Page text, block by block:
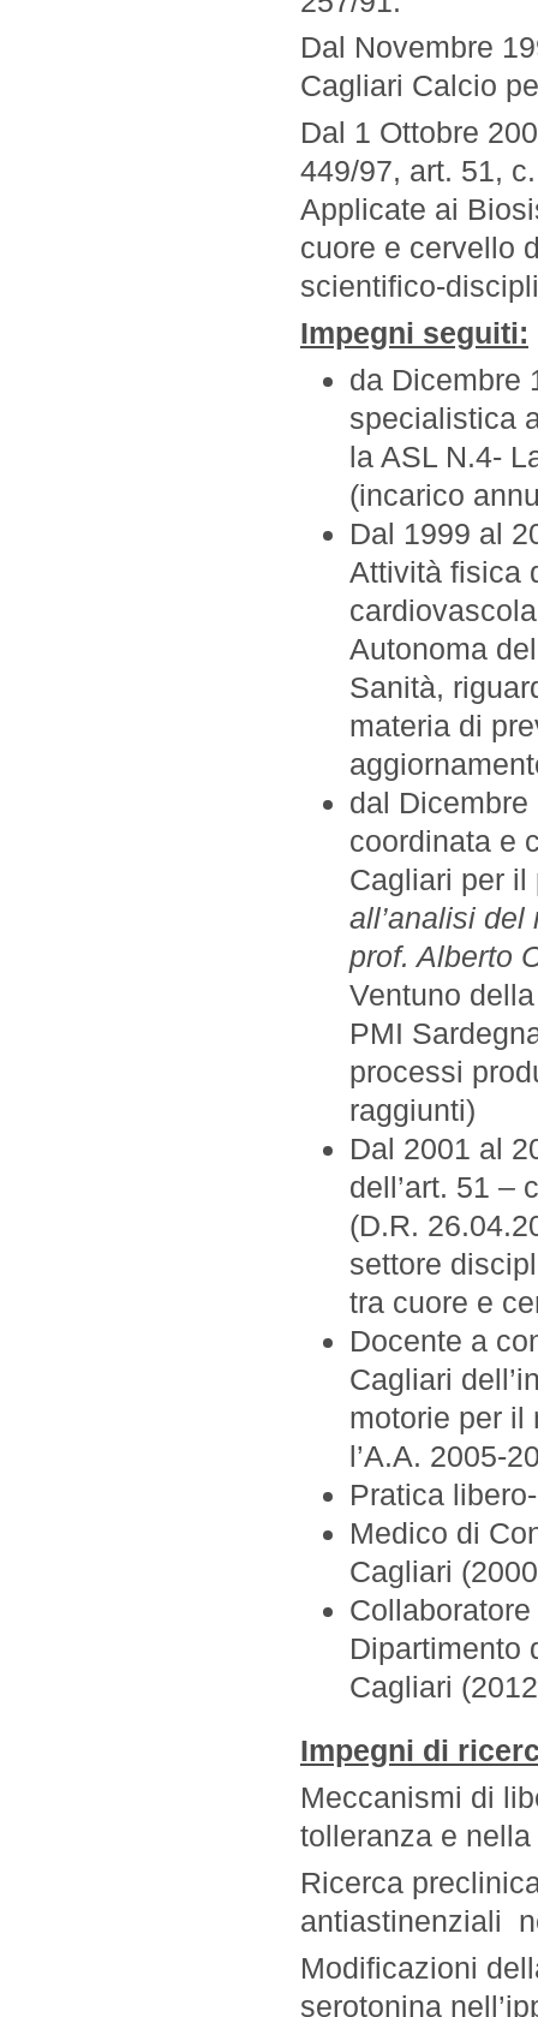
Dal Novembre
Cagliari Calcio
Dal 1 Ottobre
449/97, art. 51,
Applicate ai
cuore e cervello
scientifico-
Impegni seguiti:
da Dicembre
specialistica
la ASL N.4-
(incarico
Dal 1999 al
Attività fisica
Autonoma
Sanità,
materia di
dal
coordinata e
Cagliari per
all’analisi
prof. Alberto
Ventuno
PMI
processi
raggiunti)
Dal 2001 al
dell’art. 51 –
(D.R.
settore
tra cuore e
Docente a
Cagliari
motorie per il
l’A.A. 2005-
Pratica
Medico di
Cagliari
Dipartimento
Cagliari
Impegni di
Meccanismi di
tolleranza e
Ricerca
antiastinenziali
Modificazioni
serotonina